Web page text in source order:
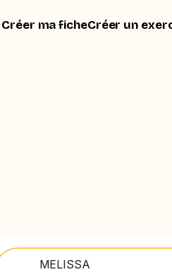
Créer ma ficheCréer un
MELISSA